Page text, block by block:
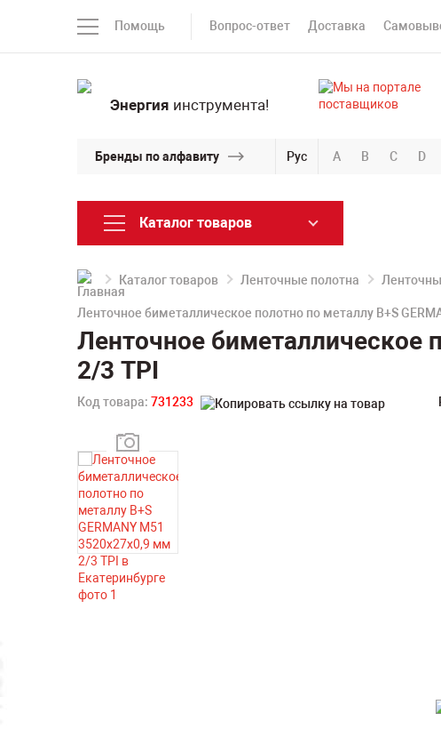
Помощь Вопрос-ответ Доставка
Энергия инструмента!
Бренды по алфавиту Рус A B C D
Каталог товаров
Каталог товаров Ленточные полотна
Ленточное биметаллическое полотно по металлу B+S
Ленточное биметаллическое
2/3 TPI
Код товара: 731233